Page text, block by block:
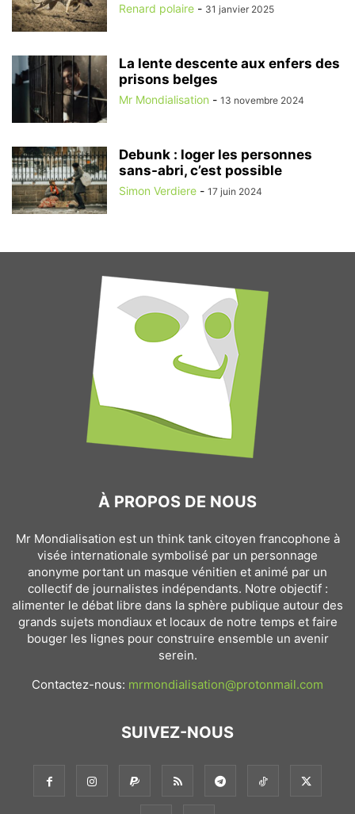
Renard polaire - 31 janvier 2025
La lente descente aux enfers des
prisons belges
Mr Mondialisation - 13 novembre 2024
Debunk : loger les personnes
sans-abri, c’est possible
Simon Verdiere - 17 juin 2024
À PROPOS DE NOUS
Mr Mondialisation est un think tank citoyen francophone à
visée internationale symbolisé par un personnage
anonyme portant un masque vénitien et animé par un
collectif de journalistes indépendants. Notre objectif :
alimenter le débat libre dans la sphère publique autour des
grands sujets mondiaux et locaux de notre temps et faire
bouger les lignes pour construire ensemble un avenir
serein.
Contactez-nous: mrmondialisation@protonmail.com
SUIVEZ-NOUS